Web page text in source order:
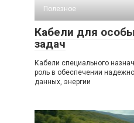
Полезное
Кабели для
задач
Кабели специального
роль в обеспечении
данных, энергии